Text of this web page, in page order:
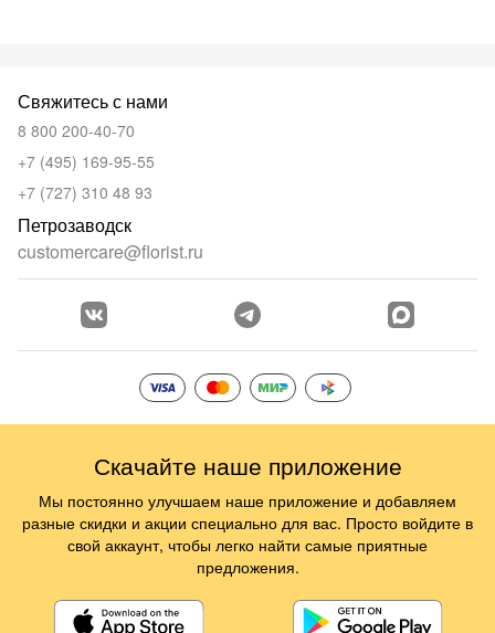
Свяжитесь с нами
8 800 200-40-70
+7 (495) 169-95-55
+7 (727) 310 48 93
Петрозаводск
customercare@florist.ru
Скачайте наше приложение
Мы постоянно улучшаем наше приложение и добавляем
разные скидки и акции специально для вас. Просто войдите в
свой аккаунт, чтобы легко найти самые приятные
предложения.